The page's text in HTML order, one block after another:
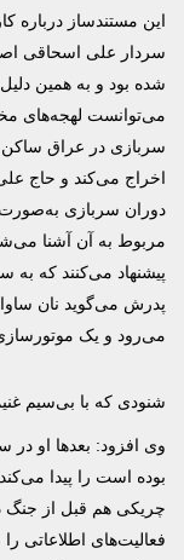
این مستندساز درباره
سردار علی اسحاقی
شده بود و به همین
می‌توانست لهجه‌های
سربازی در عراق ساکن
اخراج می‌کند و حاج
دوران سربازی
مربوط به آن آشنا
پیشنهاد می‌کنند که به
پدرش می‌گوید نان
می‌رود و یک موتورسازی
شنودی که با بی‌سیم
وی افزود: بعدها او
بوده است را پیدا
چریکی هم قبل از جنگ
فعالیت‌های اطلاعاتی